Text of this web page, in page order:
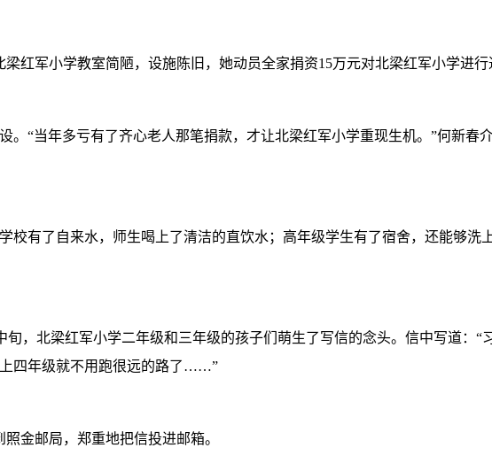
军小学教室简陋，设施陈旧，她动员全家捐资15万元对北梁红军小学进行
“当年多亏有了齐心老人那笔捐款，才让北梁红军小学重现生机。”何新春
有了自来水，师生喝上了清洁的直饮水；高年级学生有了宿舍，还能够洗
北梁红军小学二年级和三年级的孩子们萌生了写信的念头。信中写道：“
四年级就不用跑很远的路了……”
金邮局，郑重地把信投进邮箱。